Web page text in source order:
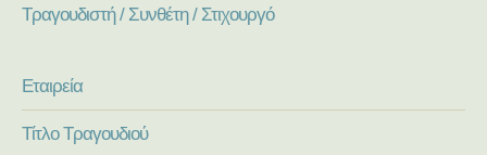
Τραγουδιστή / Συνθέτη / Στιχουργό
Εταιρεία
Τίτλο Τραγουδιού